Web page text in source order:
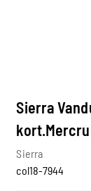
Sierra
Sierra
col18-7944